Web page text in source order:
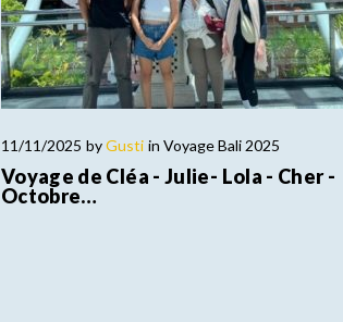
11/11/2025 byGusti in Voyage Bali 2025
Voyage de Cléa - Julie- Lola - Cher -
Octobre…